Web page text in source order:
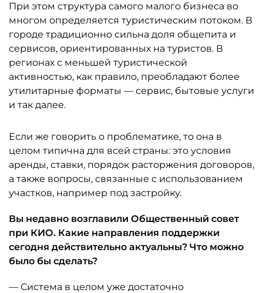
При этом структура самого малого бизнеса во
многом определяется туристическим потоком. В
городе традиционно сильна доля общепита и
сервисов, ориентированных на туристов. В
регионах с меньшей туристической
активностью, как правило, преобладают более
утилитарные форматы — сервис, бытовые услуги
и так далее.
Если же говорить о проблематике, то она в
целом типична для всей страны: это условия
аренды, ставки, порядок расторжения договоров,
а также вопросы, связанные с использованием
участков, например под застройку.
Вы недавно возглавили Общественный совет
при КИО. Какие направления поддержки
сегодня действительно актуальны? Что можно
было бы сделать?
— Система в целом уже достаточно